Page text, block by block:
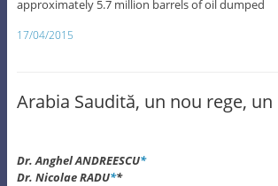
approximately 5.7 million barrels of oil dumped
17/04/2015
Arabia Saudită, un nou rege,
Dr. Anghel ANDREESCU*
Dr. Nicolae RADU**